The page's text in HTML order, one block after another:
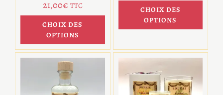
21,00€ TTC
CHOIX DES
OPTIONS
CHOIX DES
OPTIONS